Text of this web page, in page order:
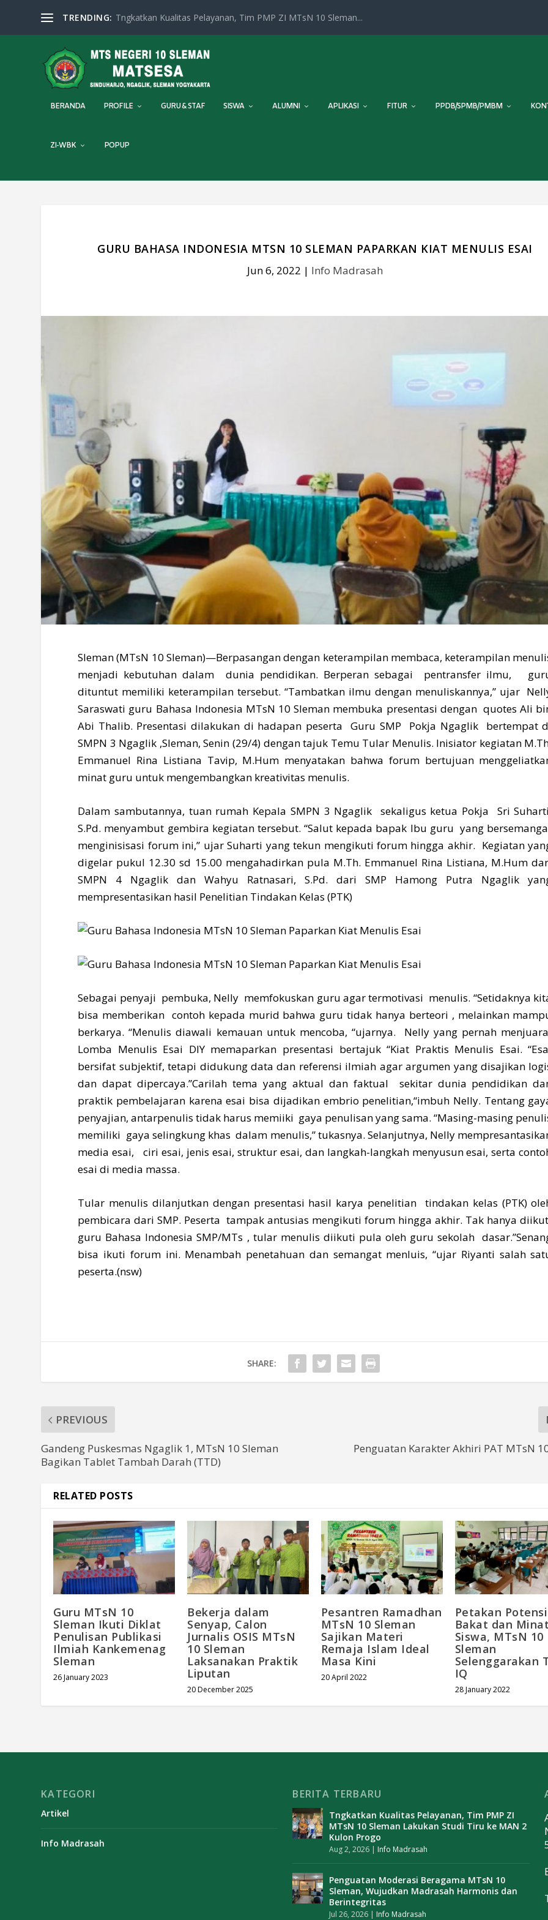
TRENDING: Tngkatkan Kualitas Pelayanan, Tim PMP ZI MTsN 10 Sleman...
BERANDA PROFILE GURU & STAF SISWA ALUMNI APLIKASI FITUR PPDB/SPMB/PMBM
ZI-WBK POPUP
GURU BAHASA INDONESIA MTSN 10 SLEMAN PAPARKAN KIAT MENULIS ESAI
Jun 6, 2022 | Info Madrasah
Sleman (MTsN 10 Sleman)—Berpasangan dengan keterampilan membaca, keterampilan
menjadi kebutuhan dalam dunia pendidikan. Berperan sebagai pentransfer ilmu,
dituntut memiliki keterampilan tersebut. “Tambatkan ilmu dengan menuliskannya,” ujar
Saraswati guru Bahasa Indonesia MTsN 10 Sleman membuka presentasi dengan quotes Ali
Abi Thalib. Presentasi dilakukan di hadapan peserta Guru SMP Pokja Ngaglik bertempat
SMPN 3 Ngaglik ,Sleman, Senin (29/4) dengan tajuk Temu Tular Menulis. Inisiator kegiatan
Emmanuel Rina Listiana Tavip, M.Hum menyatakan bahwa forum bertujuan
minat guru untuk mengembangkan kreativitas menulis.
Dalam sambutannya, tuan rumah Kepala SMPN 3 Ngaglik sekaligus ketua Pokja Sri
S.Pd. menyambut gembira kegiatan tersebut. “Salut kepada bapak Ibu guru yang
menginisisasi forum ini,” ujar Suharti yang tekun mengikuti forum hingga akhir. Kegiatan
digelar pukul 12.30 sd 15.00 mengahadirkan pula M.Th. Emmanuel Rina Listiana, M.Hum
SMPN 4 Ngaglik dan Wahyu Ratnasari, S.Pd. dari SMP Hamong Putra Ngaglik
mempresentasikan hasil Penelitian Tindakan Kelas (PTK)
Sebagai penyaji pembuka, Nelly memfokuskan guru agar termotivasi menulis. “Setidaknya
bisa memberikan contoh kepada murid bahwa guru tidak hanya berteori , melainkan
berkarya. “Menulis diawali kemauan untuk mencoba, “ujarnya. Nelly yang pernah
Lomba Menulis Esai DIY memaparkan presentasi bertajuk “Kiat Praktis Menulis Esai.
bersifat subjektif, tetapi didukung data dan referensi ilmiah agar argumen yang disajikan
dan dapat dipercaya.”Carilah tema yang aktual dan faktual sekitar dunia pendidikan
praktik pembelajaran karena esai bisa dijadikan embrio penelitian,“imbuh Nelly. Tentang
penyajian, antarpenulis tidak harus memiiki gaya penulisan yang sama. “Masing-masing
memiliki gaya selingkung khas dalam menulis,” tukasnya. Selanjutnya, Nelly
media esai, ciri esai, jenis esai, struktur esai, dan langkah-langkah menyusun esai, serta
esai di media massa.
Tular menulis dilanjutkan dengan presentasi hasil karya penelitian tindakan kelas (PTK)
pembicara dari SMP. Peserta tampak antusias mengikuti forum hingga akhir. Tak hanya
guru Bahasa Indonesia SMP/MTs , tular menulis diikuti pula oleh guru sekolah
bisa ikuti forum ini. Menambah penetahuan dan semangat menluis, “ujar Riyanti salah
peserta.(nsw)
SHARE:
PREVIOUS
Gandeng Puskesmas Ngaglik 1, MTsN 10 Sleman
Bagikan Tablet Tambah Darah (TTD)
Penguatan Karakter Akhiri PAT MTsN
RELATED POSTS
Guru MTsN 10
Sleman Ikuti Diklat
Penulisan Publikasi
Ilmiah Kankemenag
Sleman
26 January 2023
Bekerja dalam
Senyap, Calon
Jurnalis OSIS MTsN
10 Sleman
Laksanakan Praktik
Liputan
20 December 2025
Pesantren Ramadhan
MTsN 10 Sleman
Sajikan Materi
Remaja Islam Ideal
Masa Kini
20 April 2022
Petakan Potensi
Bakat dan Minat
Siswa, MTsN 10
Sleman
Selenggarakan
IQ
28 January 2022
KATEGORI
Artikel
Info Madrasah
BERITA TERBARU
Tngkatkan Kualitas Pelayanan, Tim PMP ZI
MTsN 10 Sleman Lakukan Studi Tiru ke MAN 2
Kulon Progo
Aug 2, 2026 | Info Madrasah
Penguatan Moderasi Beragama MTsN 10
Sleman, Wujudkan Madrasah Harmonis dan
Berintegritas
Jul 26, 2026 | Info Madrasah